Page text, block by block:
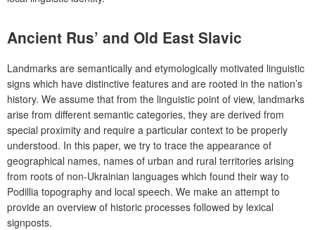
Ancient Rus’ and Old East Slavic
Landmarks are semantically and etymologically motivated linguistic
signs which have distinctive features and are rooted in the nation’s
history. We assume that from the linguistic point of view, landmarks
arise from different semantic categories, they are derived from
special proximity and require a particular context to be properly
understood. In this paper, we try to trace the appearance of
geographical names, names of urban and rural territories arising
from roots of non-Ukrainian languages which found their way to
Podillia topography and local speech. We make an attempt to
provide an overview of historic processes followed by lexical
signposts.